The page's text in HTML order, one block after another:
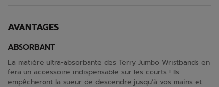
AVANTAGES
ABSORBANT
La matière ultra-absorbante des Terry Jumbo Wristbands en
fera un accessoire indispensable sur les courts ! Ils
empêcheront la sueur de descendre jusqu’à vos mains et